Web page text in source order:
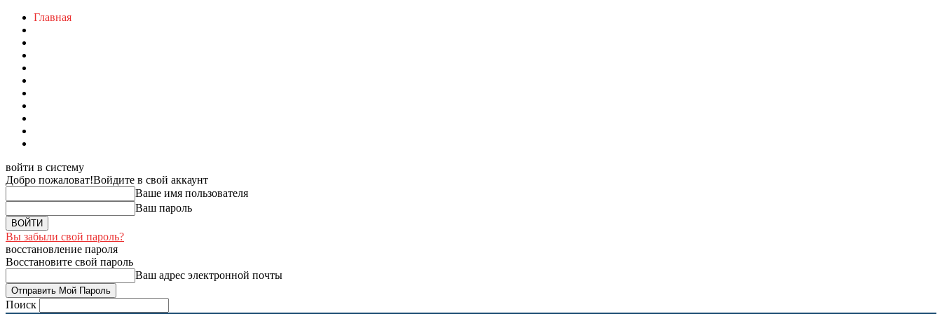
Главная
войти в систему
Добро пожаловат!Войдите в свой аккаунт
Ваше имя пользователя
Ваш пароль
Вы забыли свой пароль?
восстановление пароля
Восстановите свой пароль
Ваш адрес электронной почты
Поиск